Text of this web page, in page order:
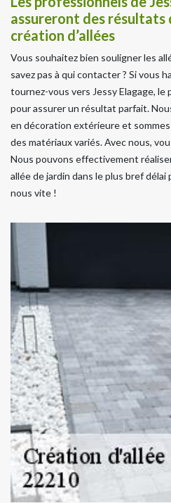
assureront des résultats
création d’allées
Vous souhaitez bien souligner les
savez pas à qui contacter ? Si vous
tournez-vous vers Jessy Elagage, le
pour assurer un résultat parfait.
en décoration extérieure et
des matériaux variés. Avec nous,
Nous pouvons effectivement
allée de jardin dans le plus bref
nous vite !